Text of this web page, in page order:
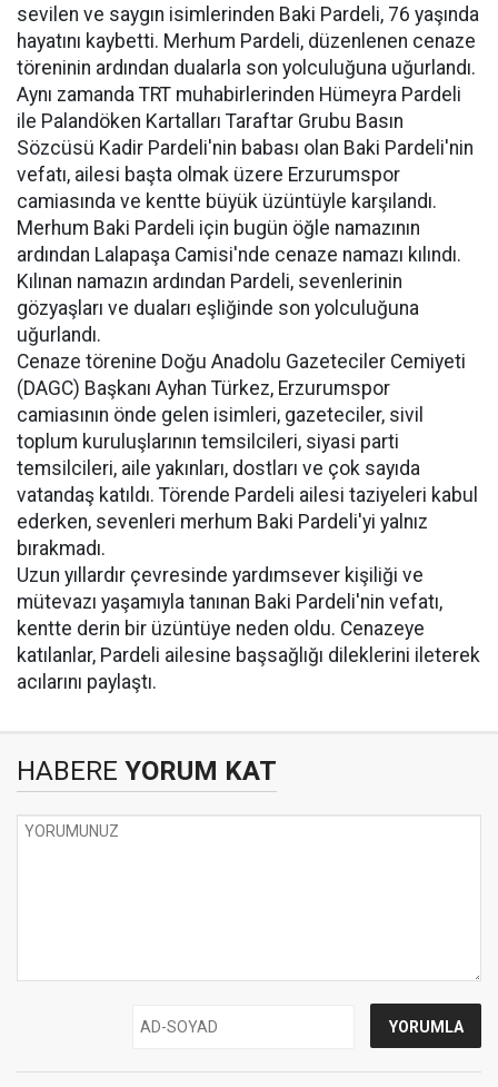
sevilen ve saygın isimlerinden Baki Pardeli, 76 yaşında
hayatını kaybetti. Merhum Pardeli, düzenlenen cenaze
töreninin ardından dualarla son yolculuğuna uğurlandı.
Aynı zamanda TRT muhabirlerinden Hümeyra Pardeli
ile Palandöken Kartalları Taraftar Grubu Basın
Sözcüsü Kadir Pardeli'nin babası olan Baki Pardeli'nin
vefatı, ailesi başta olmak üzere Erzurumspor
camiasında ve kentte büyük üzüntüyle karşılandı.
Merhum Baki Pardeli için bugün öğle namazının
ardından Lalapaşa Camisi'nde cenaze namazı kılındı.
Kılınan namazın ardından Pardeli, sevenlerinin
gözyaşları ve duaları eşliğinde son yolculuğuna
uğurlandı.
Cenaze törenine Doğu Anadolu Gazeteciler Cemiyeti
(DAGC) Başkanı Ayhan Türkez, Erzurumspor
camiasının önde gelen isimleri, gazeteciler, sivil
toplum kuruluşlarının temsilcileri, siyasi parti
temsilcileri, aile yakınları, dostları ve çok sayıda
vatandaş katıldı. Törende Pardeli ailesi taziyeleri kabul
ederken, sevenleri merhum Baki Pardeli'yi yalnız
bırakmadı.
Uzun yıllardır çevresinde yardımsever kişiliği ve
mütevazı yaşamıyla tanınan Baki Pardeli'nin vefatı,
kentte derin bir üzüntüye neden oldu. Cenazeye
katılanlar, Pardeli ailesine başsağlığı dileklerini ileterek
acılarını paylaştı.
HABERE YORUM KAT